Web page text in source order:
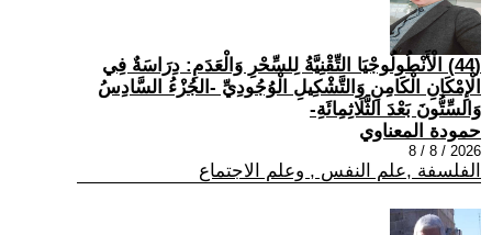
(44) الْأَنْطُولُوجْيَا التِّقْنِيَّةُ لِلسِّحْرِ وَالْعَدَمِ: دِرَاسَةٌ فِي
الْإِمْكَانِ الْكَامِنِ وَالتَّشْكِيلِ الْوُجُودِيِّ -الجُزْءُ السَّادِسُ
وَالسِّتُّونَ بَعْدَ الثَّلَاثِمِائَةِ-
حمودة المعناوي
2026 / 8 / 8
الفلسفة ,علم النفس , وعلم الاجتماع